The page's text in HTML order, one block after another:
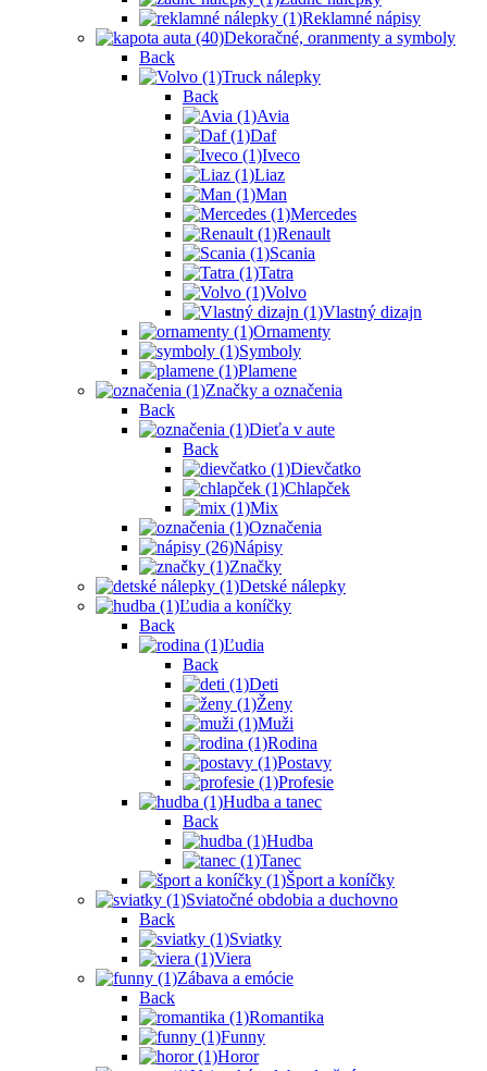
Reklamné nápisy
Dekoračné, oranmenty a symboly
Back
Truck nálepky
Back
Avia
Daf
Iveco
Liaz
Man
Mercedes
Renault
Scania
Tatra
Volvo
Vlastný dizajn
Ornamenty
Symboly
Plamene
Značky a označenia
Back
Dieťa v aute
Back
Dievčatko
Chlapček
Mix
Označenia
Nápisy
Značky
Detské nálepky
Ľudia a koníčky
Back
Ľudia
Back
Deti
Ženy
Muži
Rodina
Postavy
Profesie
Hudba a tanec
Back
Hudba
Tanec
Šport a koníčky
Sviatočné obdobia a duchovno
Back
Sviatky
Viera
Zábava a emócie
Back
Romantika
Funny
Horor